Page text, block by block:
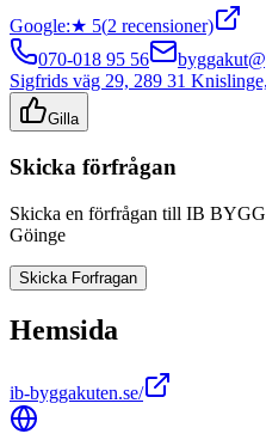
Google:★ 5(2 recensioner)
070-018 95 56
Sigfrids väg 29, 289 31
Gilla
Skicka förfrågan
Skicka en förfrågan till IB
Göinge
Skicka Forfragan
Hemsida
ib-byggakuten.se/